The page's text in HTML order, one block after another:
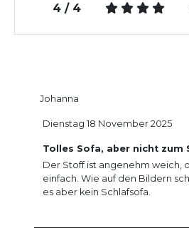
4 / 4
Johanna
Tolles Sofa, aber nicht zum
Der Stoff ist angenehm weich,
einfach. Wie auf den Bildern
es aber kein Schlafsofa.
Dienstag 18 November 2025